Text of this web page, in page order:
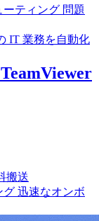
ーティング 問題
IT 業務を自動化
TeamViewer
搬送
グ 迅速なオンボ